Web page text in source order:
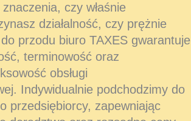
czy właśnie
działalność, czy prężnie
przodu biuro TAXES gwarantuje
terminowość oraz
obsługi
Indywidualnie podchodzimy do
przedsiębiorcy, zapewniając